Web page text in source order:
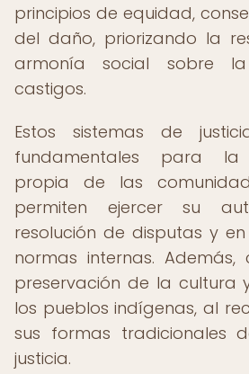
principios de equidad,
del daño, priorizando la
armonía social sobre
castigos.
Estos sistemas de
fundamentales para la
propia de las
permiten ejercer su
resolución de disputas y
normas internas.
preservación de la cultura
los pueblos indígenas, al
sus formas tradicionales
justicia.